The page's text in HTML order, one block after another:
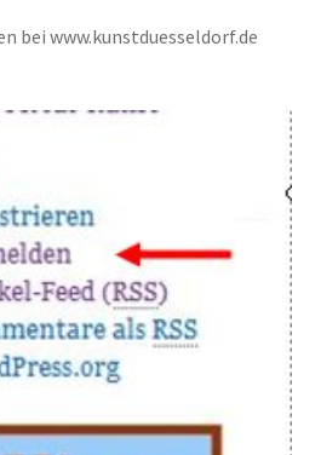
bei www.kunstduesseldorf.de